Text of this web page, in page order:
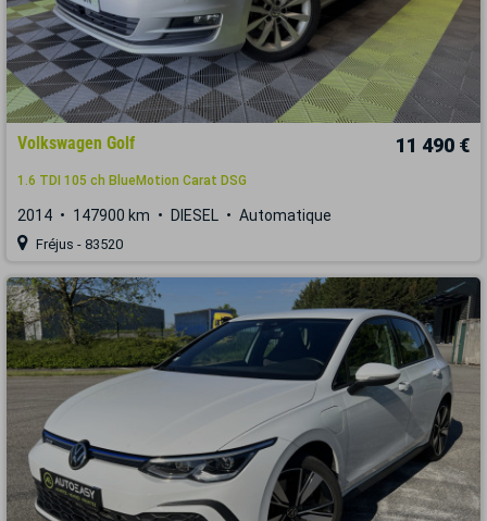
Volkswagen Golf 11 490 €
1.6 TDI 105 ch BlueMotion Carat DSG
2014 147900 km DIESEL Automatique
Fréjus - 83520